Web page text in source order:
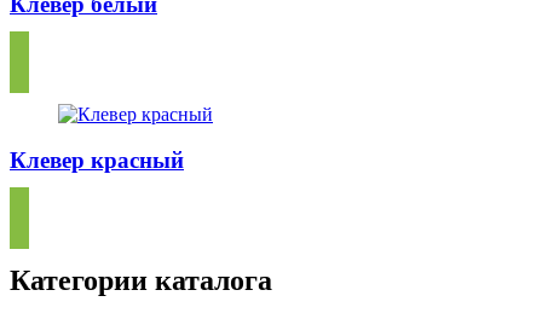
Клевер красный
Категории каталога